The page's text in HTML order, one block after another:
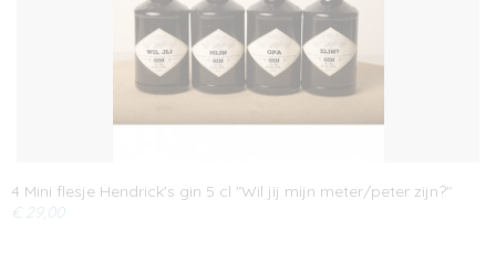
4 Mini flesje Hendrick's gin 5 cl "Wil jij mijn meter/peter zijn?"
€ 29,00